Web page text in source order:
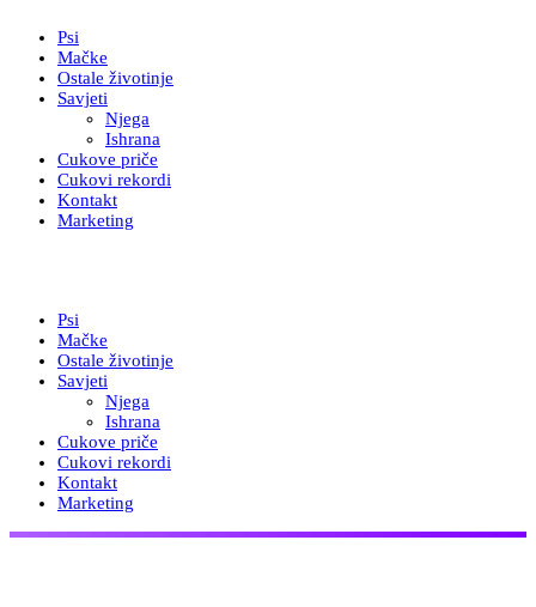
Psi
Mačke
Ostale životinje
Savjeti
Njega
Ishrana
Cukove priče
Cukovi rekordi
Kontakt
Marketing
Psi
Mačke
Ostale životinje
Savjeti
Njega
Ishrana
Cukove priče
Cukovi rekordi
Kontakt
Marketing